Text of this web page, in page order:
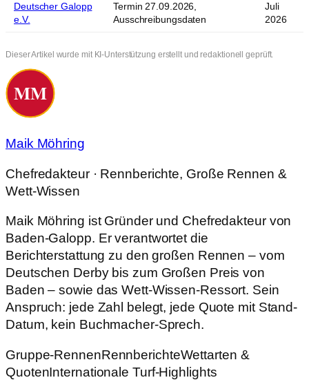
Deutscher Galopp
e.V.
Termin 27.09.2026,
Ausschreibungsdaten
Juli
2026
Dieser Artikel wurde mit KI-Unterstützung erstellt und redaktionell geprüft.
Maik Möhring
Chefredakteur · Rennberichte, Große Rennen &
Wett-Wissen
Maik Möhring ist Gründer und Chefredakteur von
Baden-Galopp. Er verantwortet die
Berichterstattung zu den großen Rennen – vom
Deutschen Derby bis zum Großen Preis von
Baden – sowie das Wett-Wissen-Ressort. Sein
Anspruch: jede Zahl belegt, jede Quote mit Stand-
Datum, kein Buchmacher-Sprech.
Gruppe-RennenRennberichteWettarten &
QuotenInternationale Turf-Highlights